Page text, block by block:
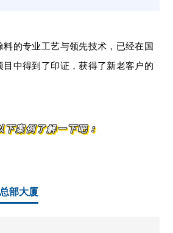
的专业工艺与领先技术，已经在国
目中得到了印证，获得了新老客户的
下案例了解一下吧：
部大厦